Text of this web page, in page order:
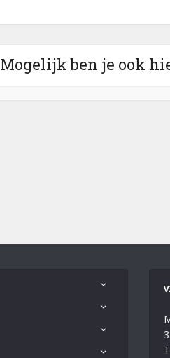
Mogelijk ben je ook